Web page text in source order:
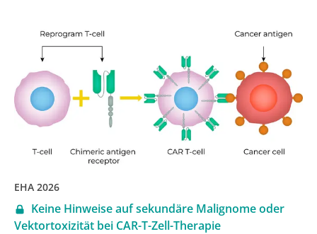
Jahrestagung der European Hematology Association
(EHA) in Stockholm vorgestellt.
EHA 2026
Keine Hinweise auf sekundäre Malignome oder
Vektortoxizität bei CAR-T-Zell-Therapie